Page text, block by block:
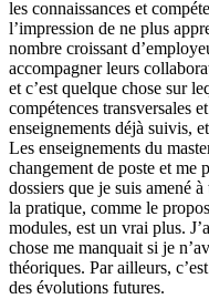
les connaissances et
l’impression de ne plus
nombre croissant
accompagner leurs
et c’est quelque chose sur
compétences transversales
enseignements déjà suivis,
Les enseignements du
changement de poste et me
dossiers que je suis amené
la pratique, comme le
modules, est un vrai plus.
chose me manquait si je
théoriques. Par ailleurs,
des évolutions futures.